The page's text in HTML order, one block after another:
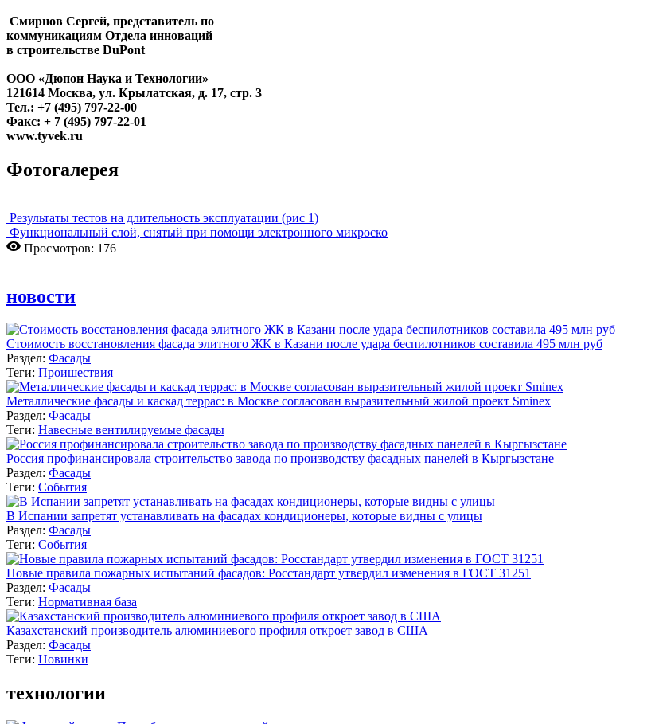
Смирнов Сергей, представитель по
коммуникациям Отдела инноваций
в строительстве DuPont
ООО «Дюпон Наука и Технологии»
121614 Москва, ул. Крылатская, д. 17, стр. 3
Тел.: +7 (495) 797-22-00
Факс: + 7 (495) 797-22-01
www.tyvek.ru
Фотогалерея
Результаты тестов на длительность эксплуатации (рис 1)
Функциональный слой, снятый при помощи электронного микроско
Просмотров: 176
новости
Стоимость восстановления фасада элитного ЖК в Казани после удара беспилотников составила 495 млн руб
Раздел: Фасады
Теги: Проишествия
Металлические фасады и каскад террас: в Москве согласован выразительный жилой проект Sminex
Раздел: Фасады
Теги: Навесные вентилируемые фасады
Россия профинансировала строительство завода по производству фасадных панелей в Кыргызстане
Раздел: Фасады
Теги: События
В Испании запретят устанавливать на фасадах кондиционеры, которые видны с улицы
Раздел: Фасады
Теги: События
Новые правила пожарных испытаний фасадов: Росстандарт утвердил изменения в ГОСТ 31251
Раздел: Фасады
Теги: Нормативная база
Казахстанский производитель алюминиевого профиля откроет завод в США
Раздел: Фасады
Теги: Новинки
технологии